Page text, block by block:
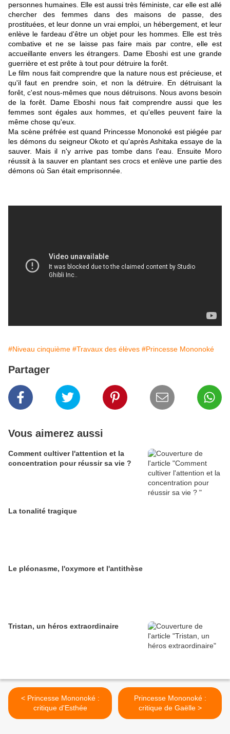
personnes humaines. Elle est aussi très féministe, car elle est allé
chercher des femmes dans des maisons de passe, des
prostituées, et leur donne un vrai emploi, un hébergement, et leur
enlève le fardeau d'être un objet pour les hommes. Elle est très
combative et ne se laisse pas faire mais par contre, elle est
accueillante envers les étrangers. Dame Eboshi est une grande
guerrière et est prête à tout pour détruire la forêt.
Le film nous fait comprendre que la nature nous est précieuse, et
qu'il faut en prendre soin, et non la détruire. En détruisant la
forêt, c'est nous-mêmes que nous détruisons. Nous avons besoin
de la forêt. Dame Eboshi nous fait comprendre aussi que les
femmes sont égales aux hommes, et qu'elles peuvent faire la
même chose qu'eux.
Ma scène préfrée est quand Princesse Mononoké est piégée par
les démons du seigneur Okoto et qu'après Ashitaka essaye de la
sauver. Mais il n'y arrive pas tombe dans l'eau. Ensuite Moro
réussit à la sauver en plantant ses crocs et enlève une partie des
démons où San était emprisonnée.
#Niveau cinquième #Travaux des élèves #Princesse Mononoké
Partager
Vous aimerez aussi
Comment cultiver l'attention et la
concentration pour réussir sa vie ?
La tonalité tragique
Le pléonasme, l'oxymore et l'antithèse
Tristan, un héros extraordinaire
< Princesse Mononoké :
critique d'Esthée
Princesse Mononoké :
critique de Gaëlle >